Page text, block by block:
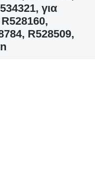
για
R528509,